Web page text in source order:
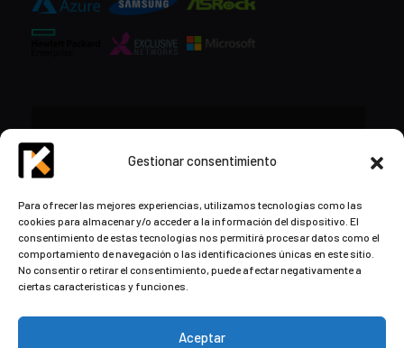
Gestionar consentimiento
Para ofrecer las mejores experiencias, utilizamos tecnologías como las
cookies para almacenar y/o acceder a la información del dispositivo. El
consentimiento de estas tecnologías nos permitirá procesar datos como el
comportamiento de navegación o las identificaciones únicas en este sitio.
No consentir o retirar el consentimiento, puede afectar negativamente a
ciertas características y funciones.
Aceptar
contacto@kds.cloud
www.kds.cloud
Plaza Libertad 8Entreplanta, Oficina
3,31004 Pamplona,